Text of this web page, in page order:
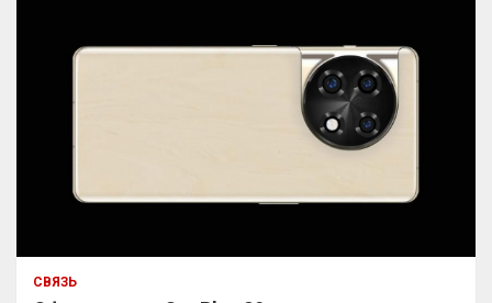
СВЯЗЬ